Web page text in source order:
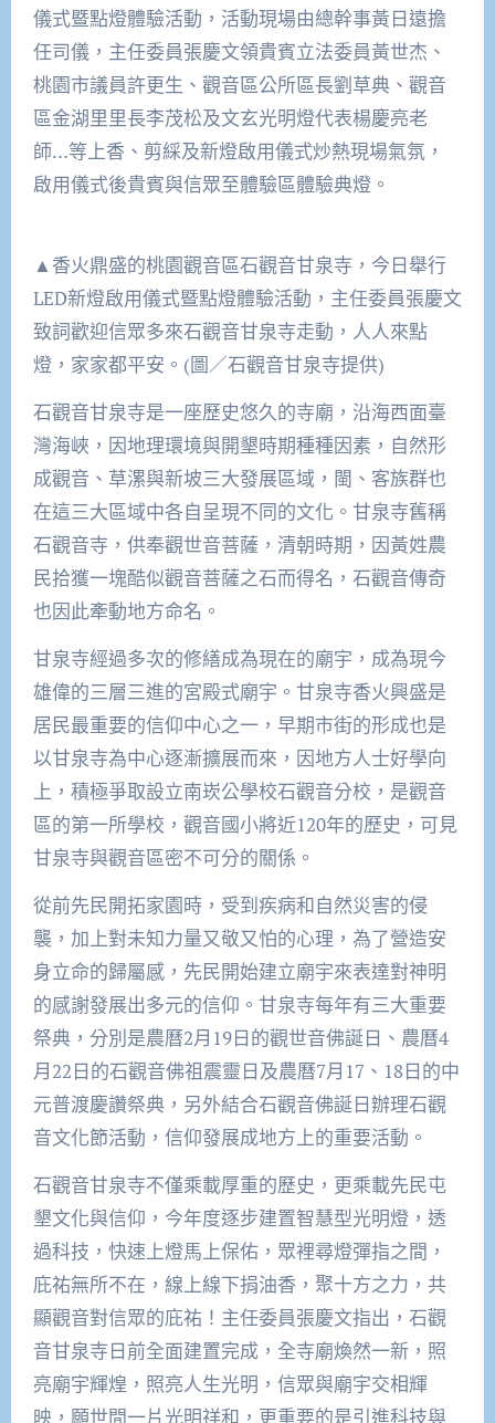
儀式暨點燈體驗活動，活動現場由總幹事黃日遠擔
任司儀，主任委員張慶文領貴賓立法委員黃世杰、
桃園市議員許更生、觀音區公所區長劉草典、觀音
區金湖里里長李茂松及文玄光明燈代表楊慶亮老
師…等上香、剪綵及新燈啟用儀式炒熱現場氣氛，
啟用儀式後貴賓與信眾至體驗區體驗典燈。
▲香火鼎盛的桃園觀音區石觀音甘泉寺，今日舉行
LED新燈啟用儀式暨點燈體驗活動，主任委員張慶文
致詞歡迎信眾多來石觀音甘泉寺走動，人人來點
燈，家家都平安。(圖／石觀音甘泉寺提供)
石觀音甘泉寺是一座歷史悠久的寺廟，沿海西面臺
灣海峽，因地理環境與開墾時期種種因素，自然形
成觀音、草漯與新坡三大發展區域，閩、客族群也
在這三大區域中各自呈現不同的文化。甘泉寺舊稱
石觀音寺，供奉觀世音菩薩，清朝時期，因黃姓農
民拾獲一塊酷似觀音菩薩之石而得名，石觀音傳奇
也因此牽動地方命名。
甘泉寺經過多次的修繕成為現在的廟宇，成為現今
雄偉的三層三進的宮殿式廟宇。甘泉寺香火興盛是
居民最重要的信仰中心之一，早期市街的形成也是
以甘泉寺為中心逐漸擴展而來，因地方人士好學向
上，積極爭取設立南崁公學校石觀音分校，是觀音
區的第一所學校，觀音國小將近120年的歷史，可見
甘泉寺與觀音區密不可分的關係。
從前先民開拓家園時，受到疾病和自然災害的侵
襲，加上對未知力量又敬又怕的心理，為了營造安
身立命的歸屬感，先民開始建立廟宇來表達對神明
的感謝發展出多元的信仰。甘泉寺每年有三大重要
祭典，分別是農曆2月19日的觀世音佛誕日、農曆4
月22日的石觀音佛祖震靈日及農曆7月17、18日的中
元普渡慶讚祭典，另外結合石觀音佛誕日辦理石觀
音文化節活動，信仰發展成地方上的重要活動。
石觀音甘泉寺不僅乘載厚重的歷史，更乘載先民屯
墾文化與信仰，今年度逐步建置智慧型光明燈，透
過科技，快速上燈馬上保佑，眾裡尋燈彈指之間，
庇祐無所不在，線上線下捐油香，聚十方之力，共
顯觀音對信眾的庇祐！主任委員張慶文指出，石觀
音甘泉寺日前全面建置完成，全寺廟煥然一新，照
亮廟宇輝煌，照亮人生光明，信眾與廟宇交相輝
映，願世間一片光明祥和，更重要的是引進科技與